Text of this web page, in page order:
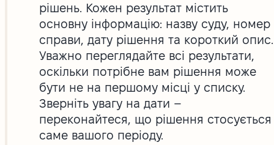
рішень. Кожен результат містить
основну інформацію: назву суду, номер
справи, дату рішення та короткий опис.
Уважно переглядайте всі результати,
оскільки потрібне вам рішення може
бути не на першому місці у списку.
Зверніть увагу на дати –
переконайтеся, що рішення стосується
саме вашого періоду.